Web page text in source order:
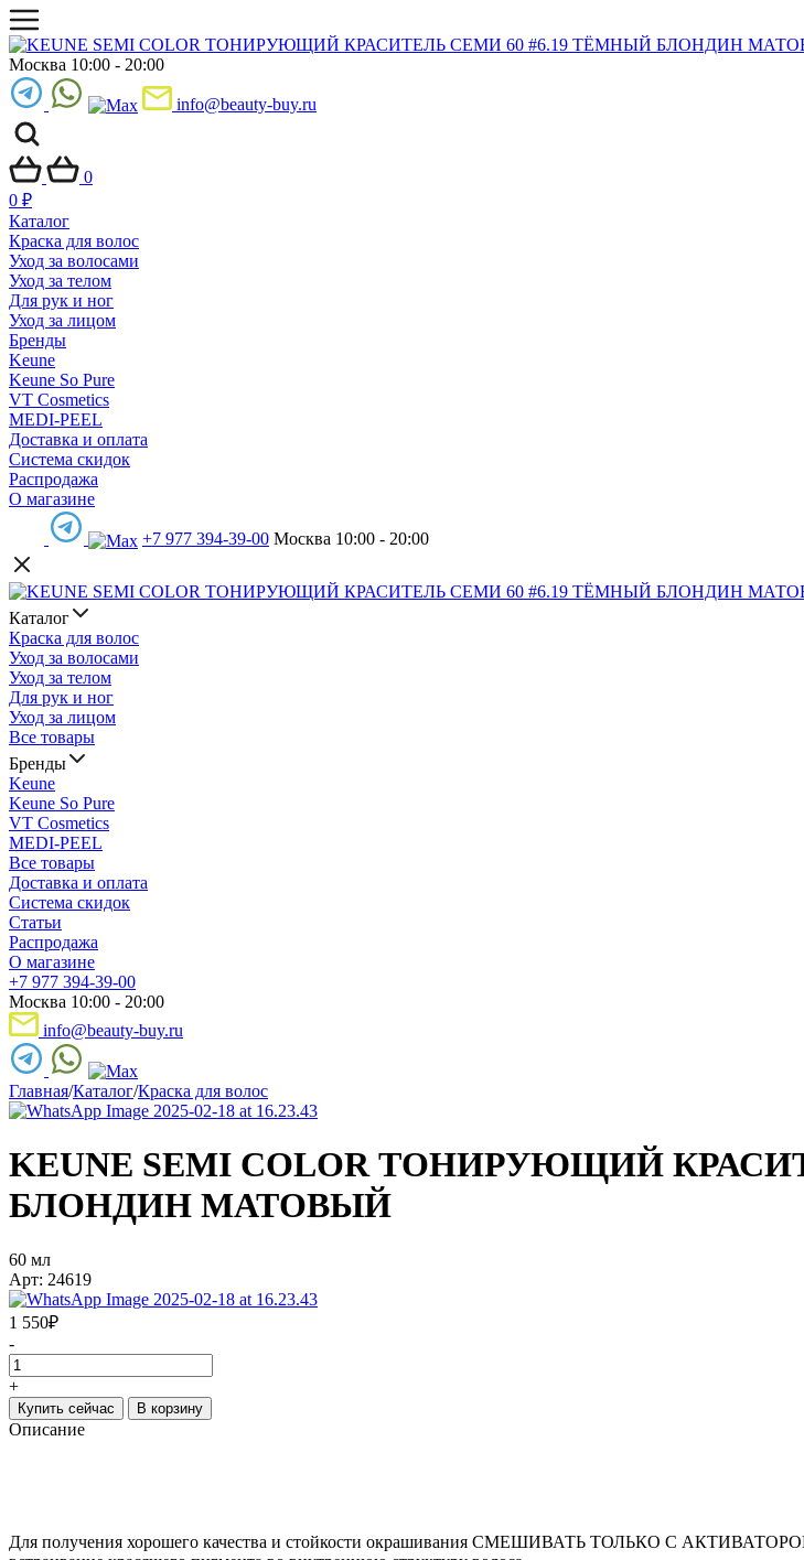
Москва 10:00 - 20:00
info@beauty-buy.ru
0
0 ₽
Каталог
Краска для волос
Уход за волосами
Уход за телом
Для рук и ног
Уход за лицом
Бренды
Keune
Keune So Pure
VT Cosmetics
MEDI-PEEL
Доставка и оплата
Система скидок
Распродажа
О магазине
+7 977 394-39-00 Москва 10:00 - 20:00
Каталог
Краска для волос
Уход за волосами
Уход за телом
Для рук и ног
Уход за лицом
Все товары
Бренды
Keune
Keune So Pure
VT Cosmetics
MEDI-PEEL
Все товары
Доставка и оплата
Система скидок
Статьи
Распродажа
О магазине
+7 977 394-39-00
Москва 10:00 - 20:00
info@beauty-buy.ru
Главная/Каталог/Краска для волос
KEUNE SEMI COLOR ТОНИРУЮЩИЙ
БЛОНДИН МАТОВЫЙ
60 мл
Арт: 24619
1 550₽
-
+
Купить сейчас В корзину
Описание
Для получения хорошего качества и стойкости окрашивания СМЕШИВАТЬ ТОЛЬКО С